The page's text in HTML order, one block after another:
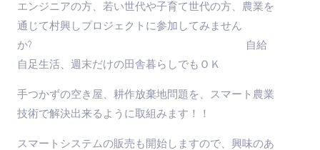
エンジニアの方、若い世代や子育て世代の方、農業を
通じて村興しプロジェクトに参加してみません
か? 自給
自足生活、週末だけの田舎暮らしでもＯＫ
手つかずの空き屋、耕作放棄地問題を、スマート農業
技術で解決出来るように取組みます！！
スマートシステムの販売も開始しますので、興味のあ